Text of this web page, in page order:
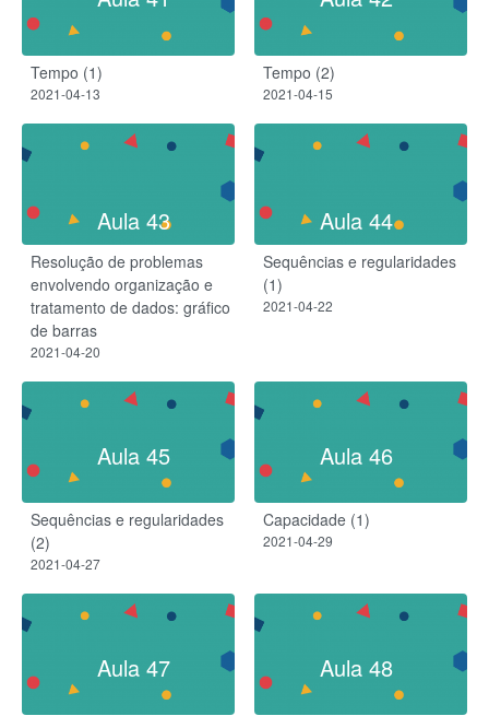
Tempo (1)
2021-04-13
Tempo (2)
2021-04-15
Aula 43
Resolução de problemas
envolvendo organização e
tratamento de dados: gráfico
de barras
2021-04-20
Aula 44
Sequências e regularidades
(1)
2021-04-22
Aula 45
Sequências e regularidades
(2)
2021-04-27
Aula 46
Capacidade (1)
2021-04-29
Aula 47 Aula 48